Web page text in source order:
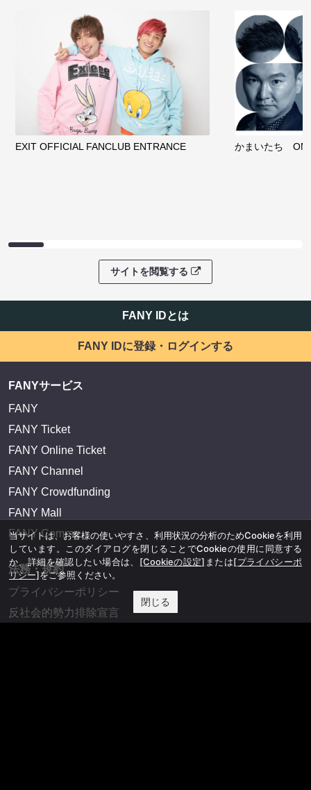
EXIT OFFICIAL FANCLUB ENTRANCE かまいたち
サイトを閲覧する
FANY IDとは
FANY IDに登録・ログインする
FANYサービス
FANY
FANY Ticket
FANY Online Ticket
FANY Channel
FANY Crowdfunding
FANY Mall
FANY Commu
法務・規約
プライバシーポリシー
反社会的勢力排除宣言
当サイトは、お客様の使いやすさ、利用状況の分析のためCookieを利用
しています。このダイアログを閉じることでCookieの使用に同意する
か、詳細を確認したい場合は、 [Cookieの設定] または[プライバシーポ
リシー]をご参照ください。
閉じる